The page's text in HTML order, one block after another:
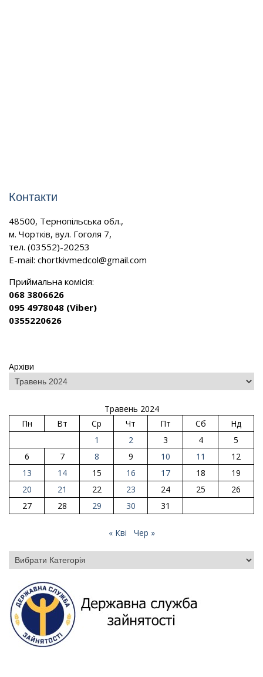
Контакти
48500, Тернопільська обл.,
м. Чортків, вул. Гоголя 7,
тел. (03552)-20253
E-mail: chortkivmedcol@gmail.com
Приймальна комісія:
068 3806626
095 4978048 (Viber)
0355220626
Архіви
Травень 2024
Пн
Вт Ср Чт Пт Сб
Нд
1
2 3 4
5
6
7 8 9 10 11
12
13
14 15 16 17 18
19
20
21 22 23 24 25
26
27
28 29 30 31
« Кві Чер »
Категорії